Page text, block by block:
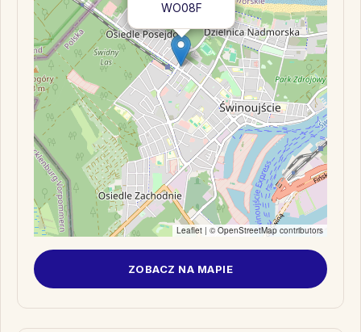
WO08F
Leaflet | ©OpenStreetMap contributors
ZOBACZ NA MAPIE